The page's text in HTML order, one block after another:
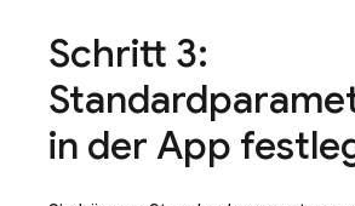
Schritt 3:
in der App